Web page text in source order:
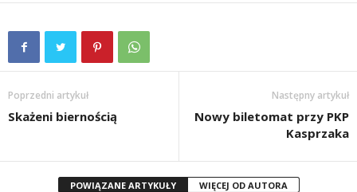
Poprzedni artykuł
Skażeni biernością
Następny artykuł
Nowy biletomat przy PKP
Kasprzaka
POWIĄZANE ARTYKUŁY WIĘCEJ OD AUTORA